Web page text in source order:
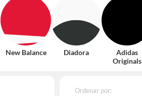
New Balance Diadora
Adidas
Originals
Ordenar por: